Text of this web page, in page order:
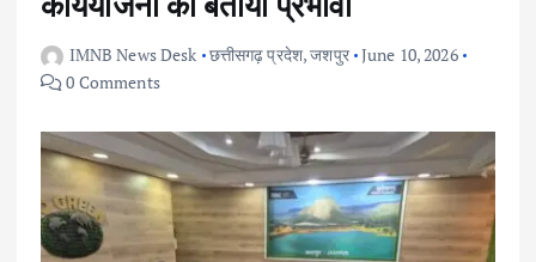
IMNB News Desk छत्तीसगढ़ प्रदेश,जशपुर June 10, 2026
0 Comments